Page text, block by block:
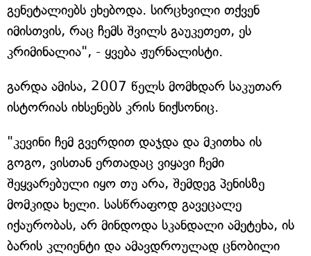
გენეტალიებს ეხებოდა. სირცხვილი თქვენ
იმისთვის, რაც ჩემს შვილს გაუკეთეთ, ეს
კრიმინალია", - ყვება ჟურნალისტი.
გარდა ამისა, 2007 წელს მომხდარ საკუთარ
ისტორიას იხსენებს კრის ნიქსონიც.
"კევინი ჩემ გვერდით დაჯდა და მკითხა ის
გოგო, ვისთან ერთადაც ვიყავი ჩემი
შეყვარებული იყო თუ არა, შემდეგ პენისზე
მომკიდა ხელი. სასწრაფოდ გავეცალე
იქაურობას, არ მინდოდა სკანდალი ამეტეხა, ის
ბარის კლიენტი და ამავდროულად ცნობილი